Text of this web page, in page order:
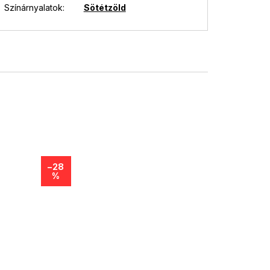
–28
%
Színárnyalatok: Sötétzöld